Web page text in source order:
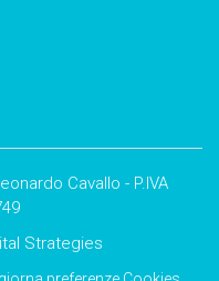
Cavallo - P.IVA
Strategies